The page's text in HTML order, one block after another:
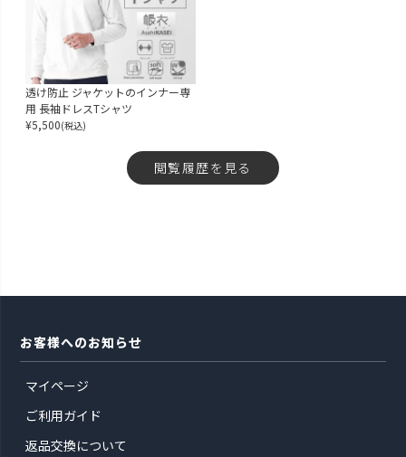
透け防止 ジャケットのインナー専
用 長袖ドレスTシャツ
¥5,500(税込)
閲覧履歴を見る
お客様へのお知らせ
マイページ
ご利用ガイド
返品交換について